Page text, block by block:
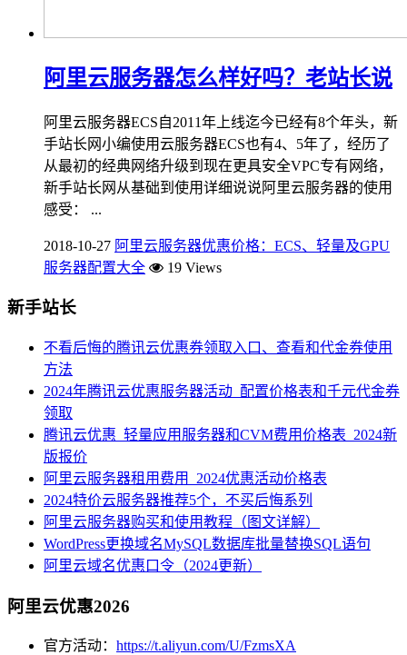
阿里云服务器怎么样好吗？老站长说
阿里云服务器ECS自2011年上线迄今已经有8个年头，新
手站长网小编使用云服务器ECS也有4、5年了，经历了
从最初的经典网络升级到现在更具安全VPC专有网络，
新手站长网从基础到使用详细说说阿里云服务器的使用
感受： ...
2018-10-27 阿里云服务器优惠价格：ECS、轻量及GPU
服务器配置大全
19 Views
新手站长
不看后悔的腾讯云优惠券领取入口、查看和代金券使用
方法
2024年腾讯云优惠服务器活动_配置价格表和千元代金券
领取
腾讯云优惠_轻量应用服务器和CVM费用价格表_2024新
版报价
阿里云服务器租用费用_2024优惠活动价格表
2024特价云服务器推荐5个，不买后悔系列
阿里云服务器购买和使用教程（图文详解）
WordPress更换域名MySQL数据库批量替换SQL语句
阿里云域名优惠口令（2024更新）
阿里云优惠2026
官方活动： https://t.aliyun.com/U/FzmsXA